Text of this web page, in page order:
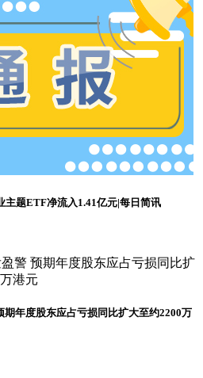
主题ETF净流入1.41亿元|每日简讯
期年度股东应占亏损同比扩大至约2200万